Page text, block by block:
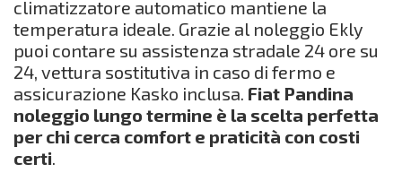
climatizzatore automatico mantiene la
temperatura ideale. Grazie al noleggio Ekly
puoi contare su assistenza stradale 24 ore su
24, vettura sostitutiva in caso di fermo e
assicurazione Kasko inclusa. Fiat Pandina
noleggio lungo termine è la scelta perfetta
per chi cerca comfort e praticità con costi
certi.